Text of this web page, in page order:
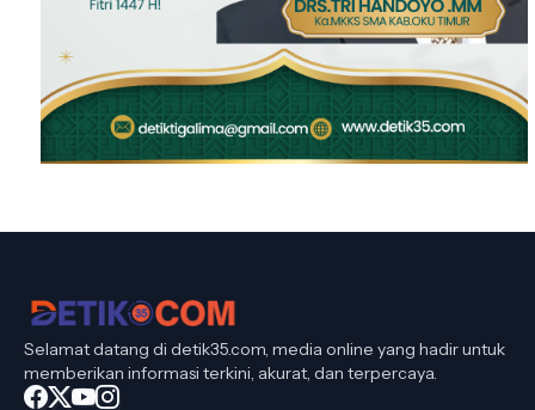
Selamat datang di detik35.com, media online yang hadir untuk
memberikan informasi terkini, akurat, dan terpercaya.